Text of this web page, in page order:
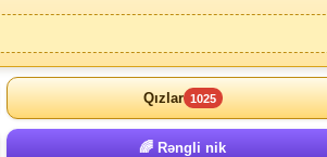
Qızlar 1025
🌈 Rəngli nik